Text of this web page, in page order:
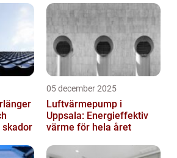
05 december 2025
Luftvärmepump i
Uppsala: Energieffektiv
värme för hela året